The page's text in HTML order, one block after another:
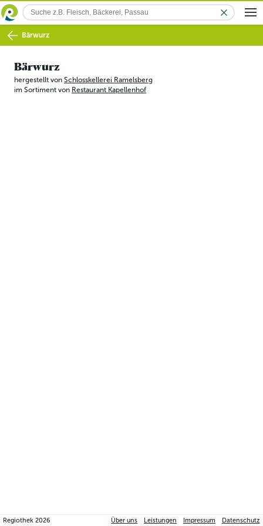
Bärwurz
Bärwurz
hergestellt von Schlosskellerei Ramelsberg
im Sortiment von Restaurant Kapellenhof
Regiothek2026 Über uns Leistungen Impressum Datenschutz